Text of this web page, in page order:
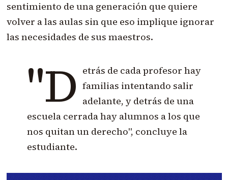
sentimiento de una generación que quiere
volver a las aulas sin que eso implique ignorar
las necesidades de sus maestros.
"D etrás de cada profesor hay
familias intentando salir
adelante, y detrás de una
escuela cerrada hay alumnos a los que
nos quitan un derecho", concluye la
estudiante.